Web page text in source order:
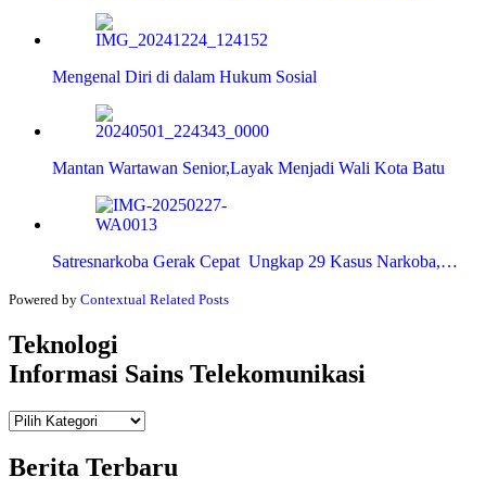
Mengenal Diri di dalam Hukum Sosial
Mantan Wartawan Senior,Layak Menjadi Wali Kota Batu
Satresnarkoba Gerak Cepat Ungkap 29 Kasus Narkoba,…
Powered by Contextual Related Posts
Teknologi
Informasi Sains Telekomunikasi
Teknologi
Berita Terbaru